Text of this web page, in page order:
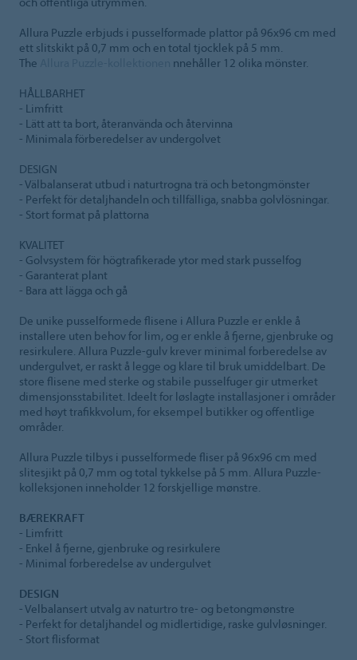
Allura Puzzle erbjuds i pusselformade plattor på 96x96 cm med
ett slitskikt på 0,7 mm och en total tjocklek på 5 mm.
The
nnehåller 12 olika mönster.
HÅLLBARHET
- Limfritt
- Lätt att ta bort, återanvända och återvinna
- Minimala förberedelser av undergolvet
DESIGN
- Välbalanserat utbud i naturtrogna trä och betongmönster
- Perfekt för detaljhandeln och tillfälliga, snabba golvlösningar.
- Stort format på plattorna
KVALITET
- Golvsystem för högtrafikerade ytor med stark pusselfog
- Garanterat plant
- Bara att lägga och gå
De unike pusselformede flisene i Allura Puzzle er enkle å
installere uten behov for lim, og er enkle å fjerne, gjenbruke og
resirkulere. Allura Puzzle-gulv krever minimal forberedelse av
undergulvet, er raskt å legge og klare til bruk umiddelbart. De
store flisene med sterke og stabile pusselfuger gir utmerket
dimensjonsstabilitet. Ideelt for løslagte installasjoner i områder
med høyt trafikkvolum, for eksempel butikker og offentlige
områder.
Allura Puzzle tilbys i pusselformede fliser på 96x96 cm med
slitesjikt på 0,7 mm og total tykkelse på 5 mm. Allura Puzzle-
kolleksjonen inneholder 12 forskjellige mønstre.
BÆREKRAFT
- Limfritt
- Enkel å fjerne, gjenbruke og resirkulere
- Minimal forberedelse av undergulvet
DESIGN
- Velbalansert utvalg av naturtro tre- og betongmønstre
- Perfekt for detaljhandel og midlertidige, raske gulvløsninger.
- Stort flisformat